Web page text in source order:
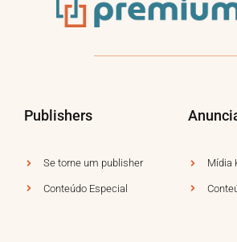
Publishers
Se torne um publisher
Conteúdo Especial
Mídia